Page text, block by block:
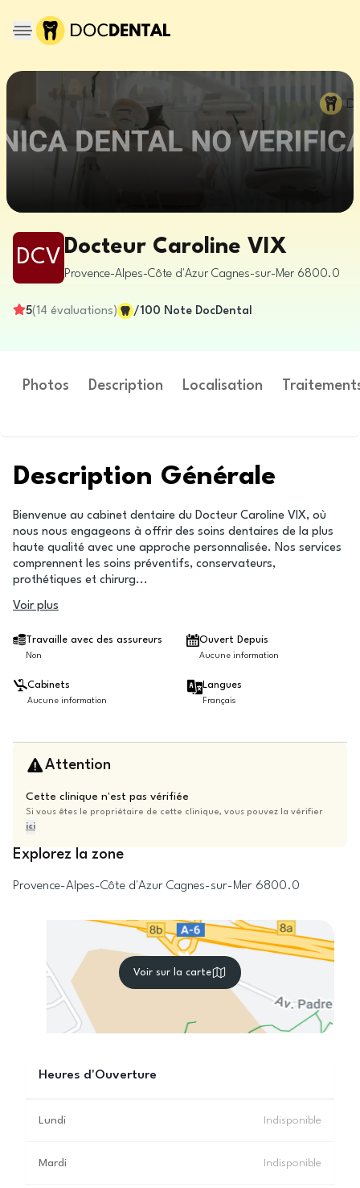
DCV Docteur Caroline VIX
Provence-Alpes-Côte d'Azur Cagnes-sur-Mer 6800.0
5(14 évaluations) /100 Note DocDental
Photos Description Localisation
Description Générale
Bienvenue au cabinet dentaire du Docteur Caroline VIX, où
nous nous engageons à offrir des soins dentaires de la plus
haute qualité avec une approche personnalisée. Nos services
comprennent les soins préventifs, conservateurs,
prothétiques et chirurg...
Voir plus
Travaille avec des assureurs
Non
Ouvert Depuis
Aucune information
Cabinets
Aucune information
Langues
Français
Attention
Cette clinique n'est pas vérifiée
Si vous êtes le propriétaire de cette clinique, vous pouvez la vérifier
ici
Explorez la zone
Provence-Alpes-Côte d'Azur Cagnes-sur-Mer 6800.0
Voir sur la carte
Heures d'Ouverture
Lundi Indisponible
Mardi Indisponible